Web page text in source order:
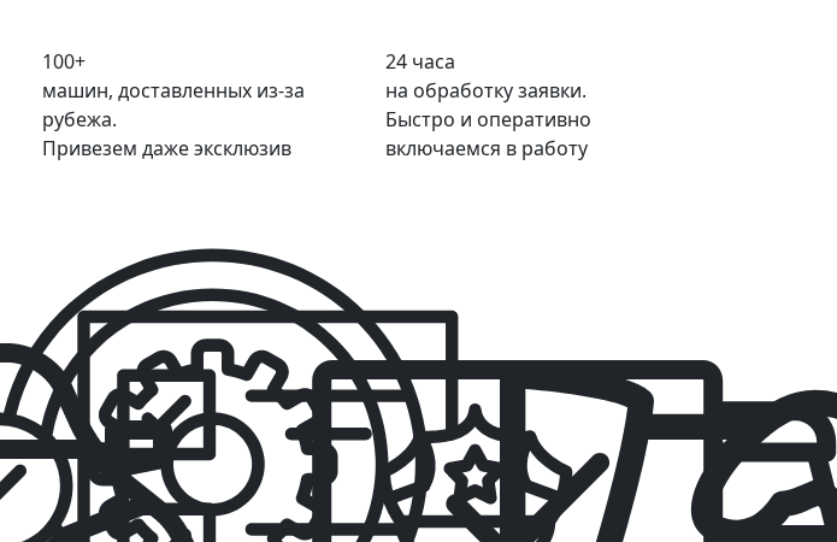
100+
машин, доставленных из-за
рубежа.
Привезем даже эксклюзив
24 часа
на обработку заявки.
Быстро и оперативно
включаемся в работу